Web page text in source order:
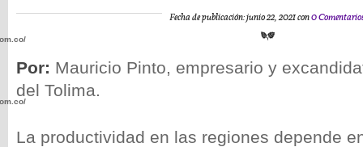
Fecha de publicación: junio 22, 2021 con0
Por: Mauricio Pinto, empresario y
del Tolima.
La productividad en las regiones depende
wp-
wp-